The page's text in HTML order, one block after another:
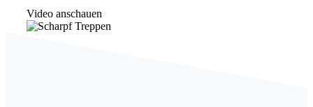
Video anschauen